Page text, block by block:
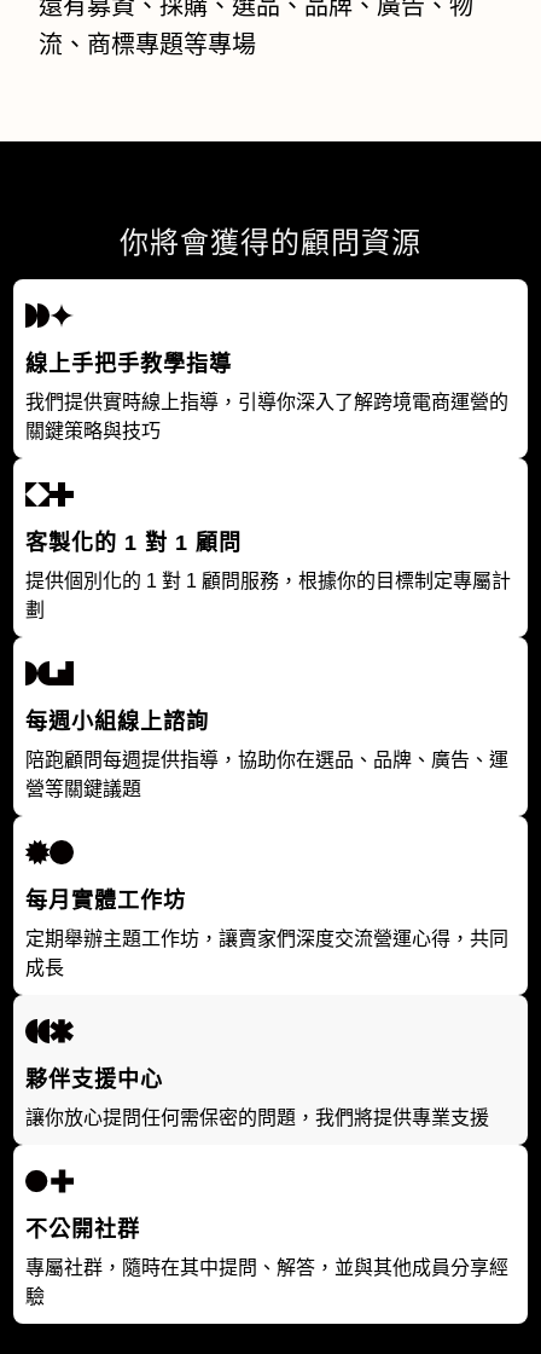
還有募資、採購、選品、品牌、廣告、物
流、商標專題等專場
你將會獲得的顧問資源​
線上手把手教學指導
我們提供實時線上指導，引導你深入了解跨境電商運營的
關鍵策略與技巧
客製化的 1 對 1 顧問
提供個別化的 1 對 1 顧問服務，根據你的目標制定專屬計
劃
每週小組線上諮詢
陪跑顧問每週提供指導，協助你在選品、品牌、廣告、運
營等關鍵議題
每月實體工作坊
定期舉辦主題工作坊，讓賣家們深度交流營運心得，共同
成長
夥伴支援中心
讓你放心提問任何需保密的問題，我們將提供專業支援
不公開社群
專屬社群，隨時在其中提問、解答，並與其他成員分享經
驗